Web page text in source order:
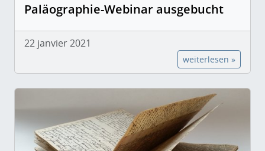
Paläographie-Webinar ausgebucht
22 janvier 2021
weiterlesen »